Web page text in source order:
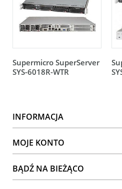
Supermicro SuperServer
SYS-6018R-WTR
INFORMACJA
MOJE KONTO
BĄDŹ NA BIEŻĄCO